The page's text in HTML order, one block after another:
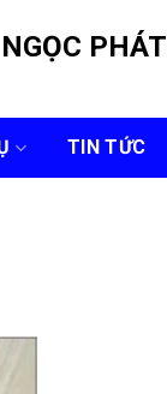
PHÁT
TIN TỨC